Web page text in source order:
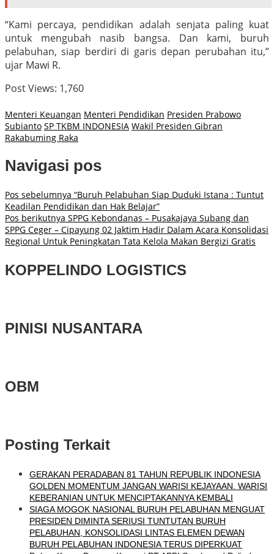
“Kami percaya, pendidikan adalah senjata paling kuat
untuk mengubah nasib bangsa. Dan kami, buruh
pelabuhan, siap berdiri di garis depan perubahan itu,”
ujar Mawi R.
Post Views: 1,760
Menteri Keuangan Menteri Pendidikan Presiden Prabowo
Subianto SP TKBM INDONESIA Wakil Presiden Gibran
Rakabuming Raka
Navigasi pos
Pos sebelumnya “Buruh Pelabuhan Siap Duduki Istana : Tuntut
Keadilan Pendidikan dan Hak Belajar”
Pos berikutnya SPPG Kebondanas – Pusakajaya Subang dan
SPPG Ceger – Cipayung 02 Jaktim Hadir Dalam Acara Konsolidasi
Regional Untuk Peningkatan Tata Kelola Makan Bergizi Gratis
KOPPELINDO LOGISTICS
PINISI NUSANTARA
OBM
Posting Terkait
GERAKAN PERADABAN 81 TAHUN REPUBLIK INDONESIA
GOLDEN MOMENTUM JANGAN WARISI KEJAYAAN. WARISI
KEBERANIAN UNTUK MENCIPTAKANNYA KEMBALI
SIAGA MOGOK NASIONAL BURUH PELABUHAN MENGUAT
PRESIDEN DIMINTA SERIUSI TUNTUTAN BURUH
PELABUHAN, KONSOLIDASI LINTAS ELEMEN DEWAN
BURUH PELABUHAN INDONESIA TERUS DIPERKUAT